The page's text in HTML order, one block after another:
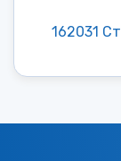
162031